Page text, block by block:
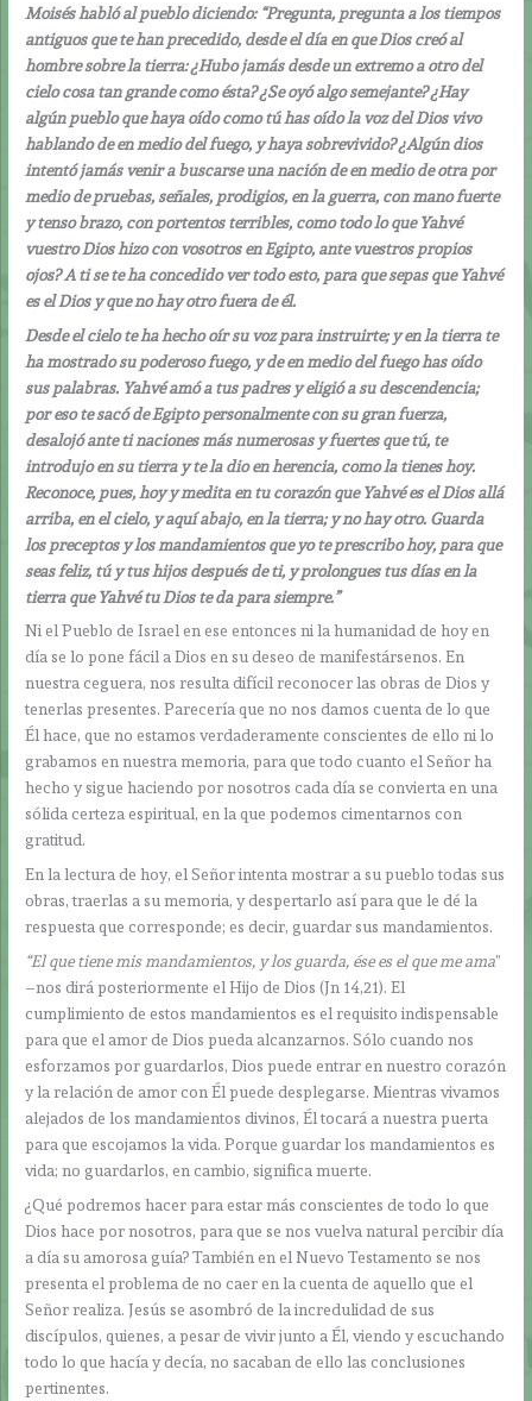
Moisés habló al pueblo diciendo: “Pregunta, pregunta a los tiempos
antiguos que te han precedido, desde el día en que Dios creó al
hombre sobre la tierra: ¿Hubo jamás desde un extremo a otro del
cielo cosa tan grande como ésta? ¿Se oyó algo semejante? ¿Hay
algún pueblo que haya oído como tú has oído la voz del Dios vivo
hablando de en medio del fuego, y haya sobrevivido? ¿Algún dios
intentó jamás venir a buscarse una nación de en medio de otra por
medio de pruebas, señales, prodigios, en la guerra, con mano fuerte
y tenso brazo, con portentos terribles, como todo lo que Yahvé
vuestro Dios hizo con vosotros en Egipto, ante vuestros propios
ojos? A ti se te ha concedido ver todo esto, para que sepas que Yahvé
es el Dios y que no hay otro fuera de él.
Desde el cielo te ha hecho oír su voz para instruirte; y en la tierra te
ha mostrado su poderoso fuego, y de en medio del fuego has oído
sus palabras. Yahvé amó a tus padres y eligió a su descendencia;
por eso te sacó de Egipto personalmente con su gran fuerza,
desalojó ante ti naciones más numerosas y fuertes que tú, te
introdujo en su tierra y te la dio en herencia, como la tienes hoy.
Reconoce, pues, hoy y medita en tu corazón que Yahvé es el Dios allá
arriba, en el cielo, y aquí abajo, en la tierra; y no hay otro. Guarda
los preceptos y los mandamientos que yo te prescribo hoy, para que
seas feliz, tú y tus hijos después de ti, y prolongues tus días en la
tierra que Yahvé tu Dios te da para siempre.”
Ni el Pueblo de Israel en ese entonces ni la humanidad de hoy en
día se lo pone fácil a Dios en su deseo de manifestársenos. En
nuestra ceguera, nos resulta difícil reconocer las obras de Dios y
tenerlas presentes. Parecería que no nos damos cuenta de lo que
Él hace, que no estamos verdaderamente conscientes de ello ni lo
grabamos en nuestra memoria, para que todo cuanto el Señor ha
hecho y sigue haciendo por nosotros cada día se convierta en una
sólida certeza espiritual, en la que podemos cimentarnos con
gratitud.
En la lectura de hoy, el Señor intenta mostrar a su pueblo todas sus
obras, traerlas a su memoria, y despertarlo así para que le dé la
respuesta que corresponde; es decir, guardar sus mandamientos.
“El que tiene mis mandamientos, y los guarda, ése es el que me ama”
–nos dirá posteriormente el Hijo de Dios (Jn 14,21). El
cumplimiento de estos mandamientos es el requisito indispensable
para que el amor de Dios pueda alcanzarnos. Sólo cuando nos
esforzamos por guardarlos, Dios puede entrar en nuestro corazón
y la relación de amor con Él puede desplegarse. Mientras vivamos
alejados de los mandamientos divinos, Él tocará a nuestra puerta
para que escojamos la vida. Porque guardar los mandamientos es
vida; no guardarlos, en cambio, significa muerte.
¿Qué podremos hacer para estar más conscientes de todo lo que
Dios hace por nosotros, para que se nos vuelva natural percibir día
a día su amorosa guía? También en el Nuevo Testamento se nos
presenta el problema de no caer en la cuenta de aquello que el
Señor realiza. Jesús se asombró de la incredulidad de sus
discípulos, quienes, a pesar de vivir junto a Él, viendo y escuchando
todo lo que hacía y decía, no sacaban de ello las conclusiones
pertinentes.